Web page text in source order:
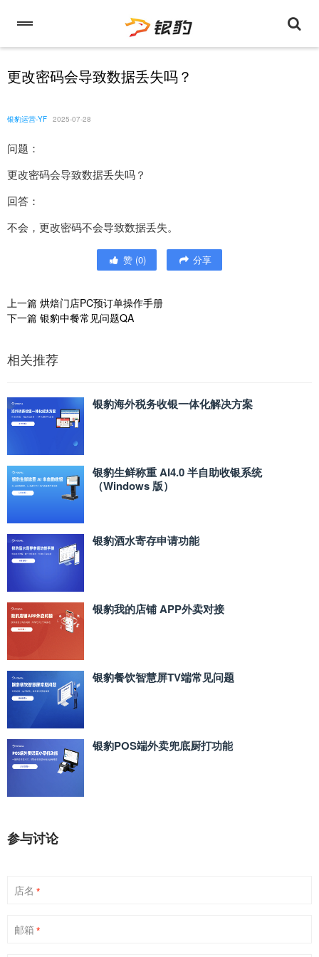
更改密码会导致数据丢失吗？
银豹运营-YF 2025-07-28
问题：
更改密码会导致数据丢失吗？
回答：
不会，更改密码不会导致数据丢失。
赞 (0) 分享
上一篇 烘焙门店PC预订单操作手册
下一篇 银豹中餐常见问题QA
相关推荐
银豹海外税务收银一体化解决方案
银豹生鲜称重 AI4.0 半自助收银系统
（Windows 版）
银豹酒水寄存申请功能
银豹我的店铺 APP外卖对接
银豹餐饮智慧屏TV端常见问题
银豹POS端外卖兜底厨打功能
参与讨论
店名 *
邮箱 *